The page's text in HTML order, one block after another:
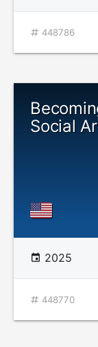
448786
Social
2025
448770